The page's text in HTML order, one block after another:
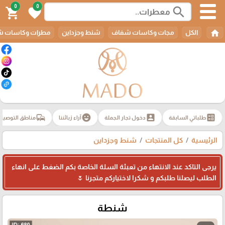
search
0
favorite
0
shopping_cart
home الكل مجات وكاسات شفاف شنط وجزداين مطرات وكاسات
ballotطلباتي السابقة account_box دخول تجار الجملة emoji_emotionsآراء زبائننا commuteمناطق
الرئيسية كل المنتجات شنط وجزداين
يرجى التاكد عند الانتهاء من تعبئة السلة الخاصة بكم الضغط على انهاء
الطلب ليصلنا طلبكم و شكرا لاختياركم متجرنا 🌷
شنطة